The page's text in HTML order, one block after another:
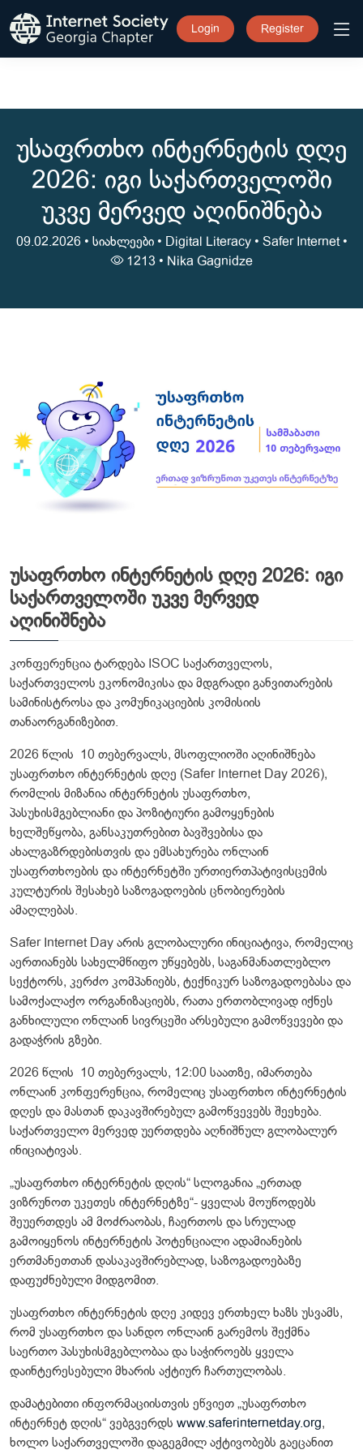
Login Register
უსაფრთხო ინტერნეტის დღე
2026: იგი საქართველოში
უკვე მერვედ აღინიშნება
09.02.2026 • სიახლეები• Digital Literacy• Safer Internet•
1213 • Nika Gagnidze
უსაფრთხო ინტერნეტის დღე 2026: იგი
საქართველოში უკვე მერვედ
აღინიშნება
კონფერენცია ტარდება ISOC საქართველოს,
საქართველოს ეკონომიკისა და მდგრადი განვითარების
სამინისტროსა და კომუნიკაციების კომისიის
თანაორგანიზებით.
2026 წლის 10 თებერვალს, მსოფლიოში აღინიშნება
უსაფრთხო ინტერნეტის დღე (Safer Internet Day 2026),
რომლის მიზანია ინტერნეტის უსაფრთხო,
პასუხისმგებლიანი და პოზიტიური გამოყენების
ხელშეწყობა, განსაკუთრებით ბავშვებისა და
ახალგაზრდებისთვის და ემსახურება ონლაინ
უსაფრთხოების და ინტერნეტში ურთიერთპატივისცემის
კულტურის შესახებ საზოგადოების ცნობიერების
ამაღლებას.
Safer Internet Day არის გლობალური ინიციატივა, რომელიც
აერთიანებს სახელმწიფო უწყებებს, საგანმანათლებლო
სექტორს, კერძო კომპანიებს, ტექნიკურ საზოგადოებასა და
სამოქალაქო ორგანიზაციებს, რათა ერთობლივად იქნეს
განხილული ონლაინ სივრცეში არსებული გამოწვევები და
გადაჭრის გზები.
2026 წლის 10 თებერვალს, 12:00 საათზე, იმართება
ონლაინ კონფერენცია, რომელიც უსაფრთხო ინტერნეტის
დღეს და მასთან დაკავშირებულ გამოწვევებს შეეხება.
საქართველო მერვედ უერთდება აღნიშნულ გლობალურ
ინიციატივას.
„უსაფრთხო ინტერნეტის დღის“ სლოგანია „ერთად
ვიზრუნოთ უკეთეს ინტერნეტზე“- ყველას მოუწოდებს
შეუერთდეს ამ მოძრაობას, ჩაერთოს და სრულად
გამოიყენოს ინტერნეტის პოტენციალი ადამიანების
ერთმანეთთან დასაკავშირებლად, საზოგადოებაზე
დაფუძნებული მიდგომით.
უსაფრთხო ინტერნეტის დღე კიდევ ერთხელ ხაზს უსვამს,
რომ უსაფრთხო და სანდო ონლაინ გარემოს შექმნა
საერთო პასუხისმგებლობაა და საჭიროებს ყველა
დაინტერესებული მხარის აქტიურ ჩართულობას.
დამატებითი ინფორმაციისთვის ეწვიეთ „უსაფრთხო
ინტერნეტ დღის“ ვებგვერდს www.saferinternetday.org,
ხოლო საქართველოში დაგეგმილ აქტივობებს გაეცანით